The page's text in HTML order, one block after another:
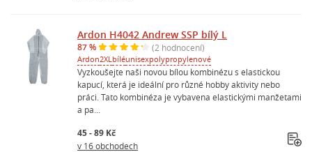
Ardon H4042 Andrew SSP bílý L
87 % (2 hodnocení)
Ardon2XL bíléunisexpolypropylenové
Vyzkoušejte naši novou bílou kombinézu s elastickou
kapucí, která je ideální pro různé hobby aktivity nebo
práci. Tato kombinéza je vybavena elastickými manžetami
a pa...
45 - 89 Kč
v 16 obchodech